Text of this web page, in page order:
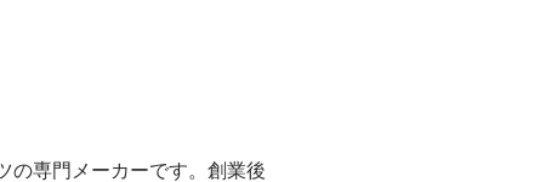
の専門メーカーです。創業後